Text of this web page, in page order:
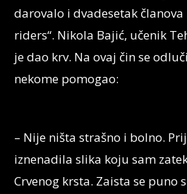
darovalo i dvadesetak
riders“. Nikola Bajić, učenik
je dao krv. Na ovaj čin se
nekome pomogao:
– Nije ništa strašno i bolno.
iznenadila slika koju sam
Crvenog krsta. Zaista se puno